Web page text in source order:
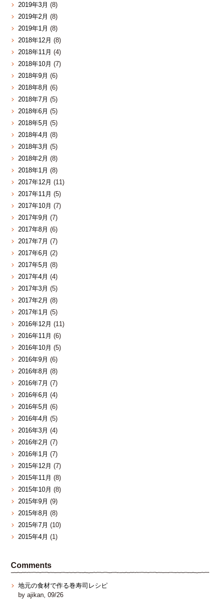
2019年3月 (8)
2019年2月 (8)
2019年1月 (8)
2018年12月 (8)
2018年11月 (4)
2018年10月 (7)
2018年9月 (6)
2018年8月 (6)
2018年7月 (5)
2018年6月 (5)
2018年5月 (5)
2018年4月 (8)
2018年3月 (5)
2018年2月 (8)
2018年1月 (8)
2017年12月 (11)
2017年11月 (5)
2017年10月 (7)
2017年9月 (7)
2017年8月 (6)
2017年7月 (7)
2017年6月 (2)
2017年5月 (8)
2017年4月 (4)
2017年3月 (5)
2017年2月 (8)
2017年1月 (5)
2016年12月 (11)
2016年11月 (6)
2016年10月 (5)
2016年9月 (6)
2016年8月 (8)
2016年7月 (7)
2016年6月 (4)
2016年5月 (6)
2016年4月 (5)
2016年3月 (4)
2016年2月 (7)
2016年1月 (7)
2015年12月 (7)
2015年11月 (8)
2015年10月 (8)
2015年9月 (9)
2015年8月 (8)
2015年7月 (10)
2015年4月 (1)
Comments
地元の食材で作る巻寿司レシピ
by ajikan, 09/26